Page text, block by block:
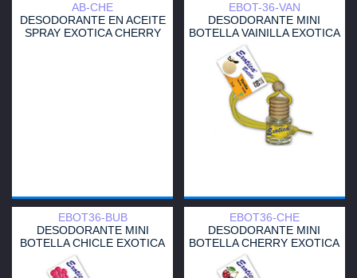
AB-CHE
DESODORANTE EN ACEITE
SPRAY EXOTICA CHERRY
EBOT-36-VAN
DESODORANTE MINI
BOTELLA VAINILLA EXOTICA
EBOT36-BUB
DESODORANTE MINI
BOTELLA CHICLE EXOTICA
EBOT36-CHE
DESODORANTE MINI
BOTELLA CHERRY EXOTICA